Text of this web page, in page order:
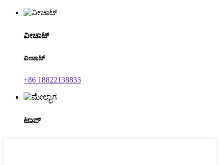
ವೀಚಾಟ್
ವೀಚಾಟ್
+86 18822138833
ಟಾಪ್